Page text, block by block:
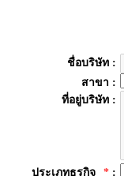
ชื่อบริษัท :
สาขา :
ที่อยู่บริษัท :
ประเภทธุรกิจ * :